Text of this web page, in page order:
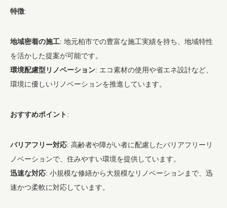
特徴:
地域密着の施工: 地元柏市での豊富な施工実績を持ち、地域特性
を活かした提案が可能です。
環境配慮型リノベーション: エコ素材の使用や省エネ設計など、
環境に優しいリノベーションを推進しています。
おすすめポイント:
バリアフリー対応: 高齢者や障がい者に配慮したバリアフリーリ
ノベーションで、住みやすい環境を提供しています。
迅速な対応: 小規模な修繕から大規模なリノベーションまで、迅
速かつ柔軟に対応しています。